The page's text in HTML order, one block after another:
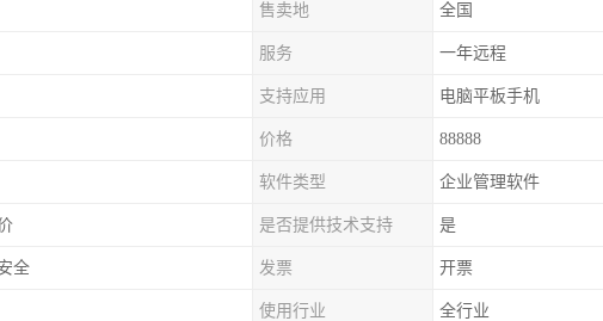
售卖地 全国
服务 一年远程
支持应用 电脑平板手机
价格 88888
软件类型 企业管理软件
是否提供技术支持 是
全 发票 开票
使用行业 全行业